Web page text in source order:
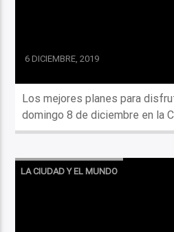
6 DICIEMBRE, 2019
Los mejores planes para
domingo 8 de diciembre en la
LA CIUDAD Y EL MUNDO